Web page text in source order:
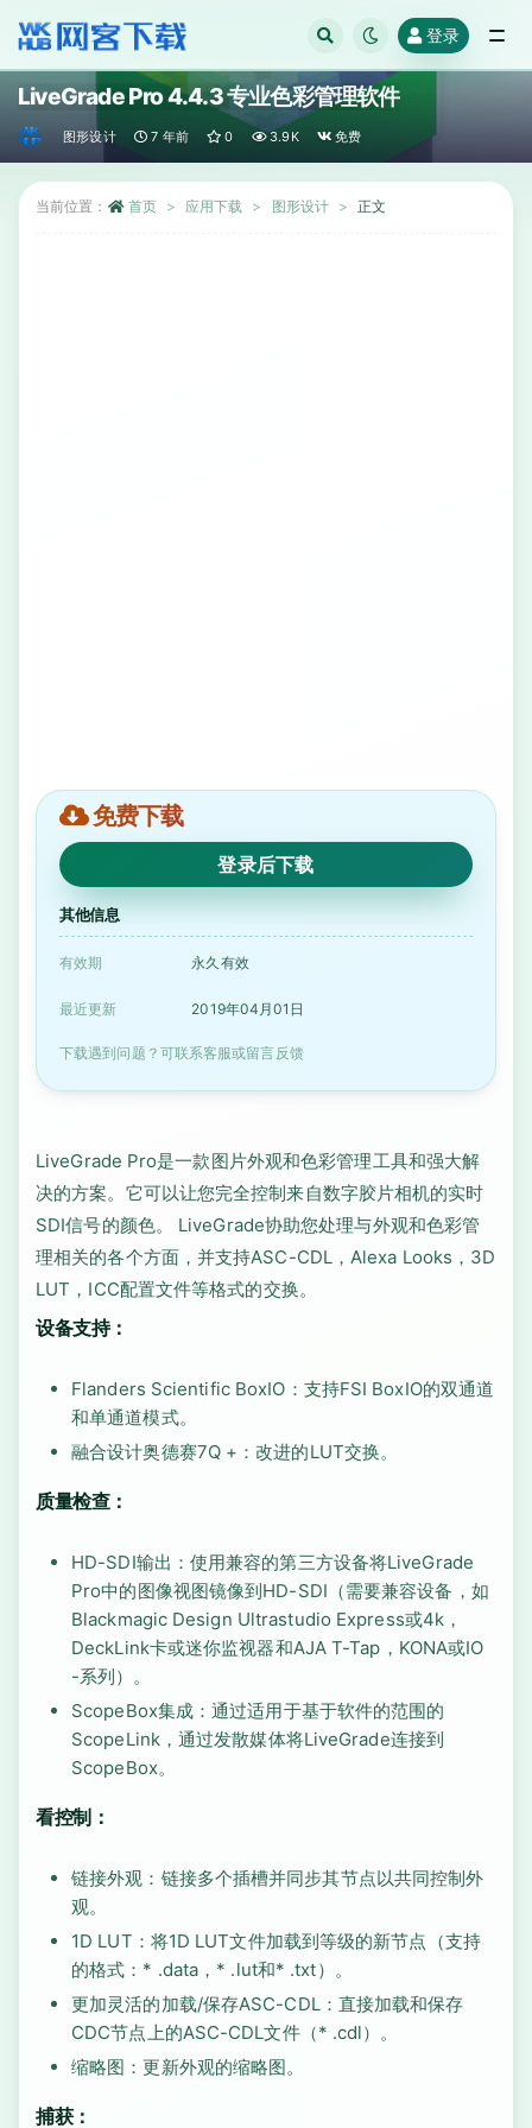
登录
LiveGrade Pro 4.4.3 专业色彩管理软件
图形设计 7 年前 0 3.9K 免费
当前位置： 首页 应用下载 图形设计 正文
免费下载
登录后下载
其他信息
有效期 永久有效
最近更新 2019年04月01日
下载遇到问题？可联系客服或留言反馈
LiveGrade Pro是一款图片外观和色彩管理工具和强大解
决的方案。它可以让您完全控制来自数字胶片相机的实时
SDI信号的颜色。 LiveGrade协助您处理与外观和色彩管
理相关的各个方面，并支持ASC-CDL，Alexa Looks，3D
LUT，ICC配置文件等格式的交换。
设备支持：
Flanders Scientific BoxIO：支持FSI BoxIO的双通道
和单通道模式。
融合设计奥德赛7Q +：改进的LUT交换。
质量检查：
HD-SDI输出：使用兼容的第三方设备将LiveGrade
Pro中的图像视图镜像到HD-SDI（需要兼容设备，如
Blackmagic Design Ultrastudio Express或4k，
DeckLink卡或迷你监视器和AJA T-Tap，KONA或IO
-系列）。
ScopeBox集成：通过适用于基于软件的范围的
ScopeLink，通过发散媒体将LiveGrade连接到
ScopeBox。
看控制：
链接外观：链接多个插槽并同步其节点以共同控制外
观。
1D LUT：将1D LUT文件加载到等级的新节点（支持
的格式：* .data，* .lut和* .txt）。
更加灵活的加载/保存ASC-CDL：直接加载和保存
CDC节点上的ASC-CDL文件（* .cdl）。
缩略图：更新外观的缩略图。
捕获：
全部